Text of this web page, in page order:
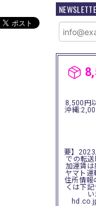
8,500円
沖縄
要】
での転
加運賃は
ヤマト運
住所情報
くは下